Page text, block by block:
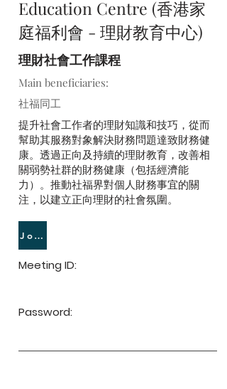
Education Centre (香港家
庭福利會 - 理財教育中心)
理財社會工作課程
Main beneficiaries:
社福同工
Join Meeting
提升社會工作者的理財知識和技巧，從而
幫助其服務對象解決財務問題達致財務健
康。透過正向及持續的理財教育，改善相
關弱勢社群的財務健康（包括經濟能
力）。推動社福界對個人財務事宜的關
注，以建立正向理財的社會氛圍。
Meeting ID:
Password: